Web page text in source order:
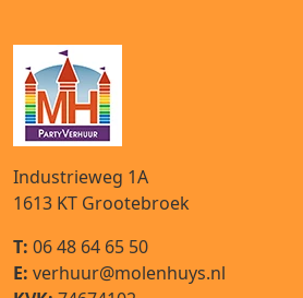
Industrieweg 1A
1613 KT Grootebroek
T: 06 48 64 65 50
E: verhuur@molenhuys.nl